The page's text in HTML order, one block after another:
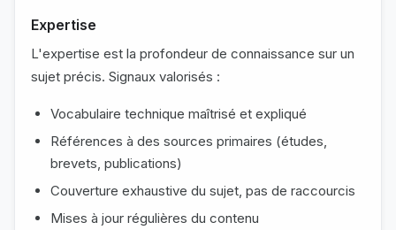
Expertise
L'expertise est la profondeur de connaissance sur un
sujet précis. Signaux valorisés :
Vocabulaire technique maîtrisé et expliqué
Références à des sources primaires (études,
brevets, publications)
Couverture exhaustive du sujet, pas de raccourcis
Mises à jour régulières du contenu